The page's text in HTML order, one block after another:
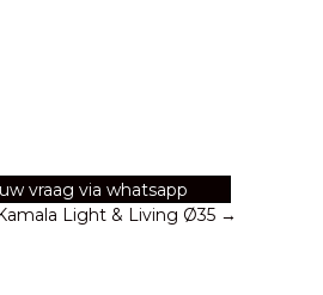
vraag via whatsapp
Light & Living Ø35 →